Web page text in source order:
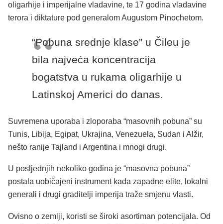
oligarhije i imperijalne vladavine, te 17 godina vladavine
terora i diktature pod generalom Augustom Pinochetom.
“Pobuna srednje klase” u Čileu je
bila najveća koncentracija
bogatstva u rukama oligarhije u
Latinskoj Americi do danas.
Suvremena uporaba i zloporaba “masovnih pobuna” su
Tunis, Libija, Egipat, Ukrajina, Venezuela, Sudan i Alžir,
nešto ranije Tajland i Argentina i mnogi drugi.
U posljednjih nekoliko godina je “masovna pobuna”
postala uobičajeni instrument kada zapadne elite, lokalni
generali i drugi graditelji imperija traže smjenu vlasti.
Ovisno o zemlji, koristi se široki asortiman potencijala. Od